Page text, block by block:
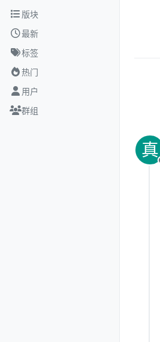
跳转至内容
版块
最新
标签
热门
用户
群组
真